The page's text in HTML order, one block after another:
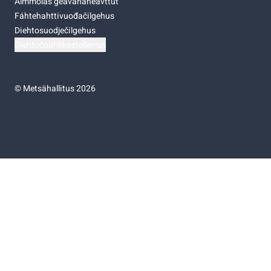
Fáhtehahttivuođačilgehus
Diehtosuodječilgehus
©Metsähallitus 2026